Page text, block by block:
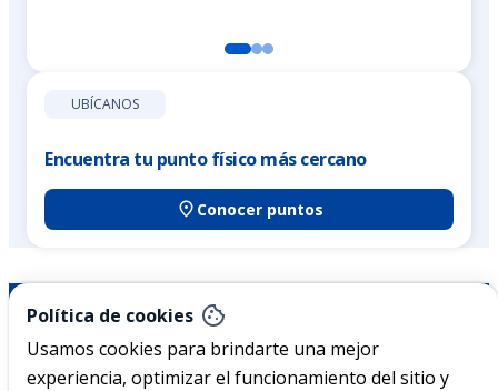
UBÍCANOS
Encuentra tu punto físico más cercano
Conocer puntos
Política de cookies
Usamos cookies para brindarte una mejor
experiencia, optimizar el funcionamiento del sitio y
Acerca de Ficohsa